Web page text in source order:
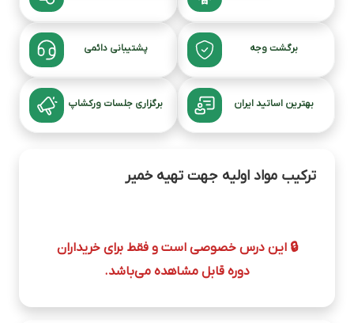
برگشت وجه پشتیبانی دائمی
بهترین اساتید ایران برگزاری جلسات ورکشاپ
ترکیب مواد اولیه جهت تهیه خمیر
🔒 این درس خصوصی است و فقط برای خریداران
دوره قابل مشاهده می‌باشد.